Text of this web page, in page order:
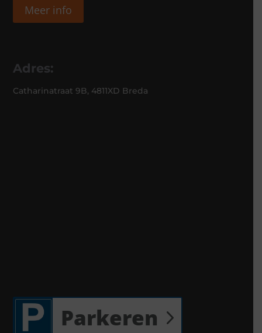
Meer info
Adres:
Catharinatraat 9B, 4811XD Breda
Parkeren